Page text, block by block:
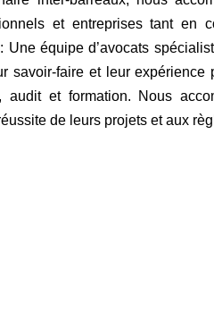
et entreprises tant en
Une équipe d’avocats
savoir-faire et leur expérience
audit et formation. Nous
de leurs projets et aux